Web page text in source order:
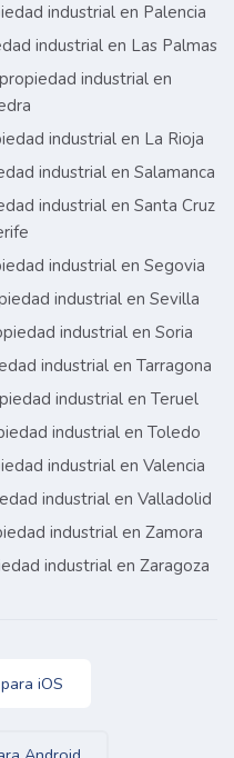
industrial en Palencia
industrial en Las Palmas
industrial en
industrial en La Rioja
industrial en Salamanca
industrial en Santa Cruz
industrial en Segovia
industrial en Sevilla
industrial en Soria
industrial en Tarragona
industrial en Teruel
industrial en Toledo
industrial en Valencia
industrial en Valladolid
industrial en Zamora
industrial en Zaragoza
iOS